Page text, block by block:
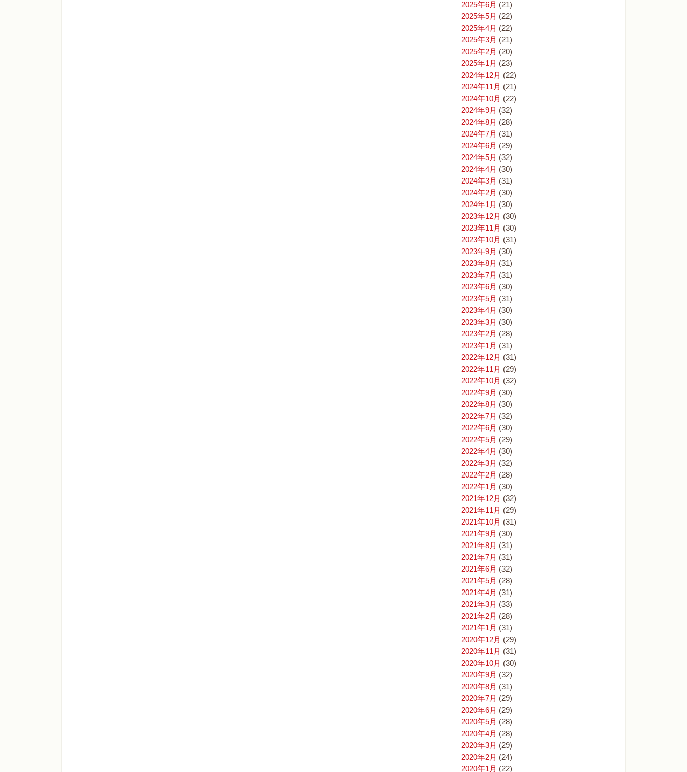
2025年6月 (21)
2025年5月 (22)
2025年4月 (22)
2025年3月 (21)
2025年2月 (20)
2025年1月 (23)
2024年12月 (22)
2024年11月 (21)
2024年10月 (22)
2024年9月 (32)
2024年8月 (28)
2024年7月 (31)
2024年6月 (29)
2024年5月 (32)
2024年4月 (30)
2024年3月 (31)
2024年2月 (30)
2024年1月 (30)
2023年12月 (30)
2023年11月 (30)
2023年10月 (31)
2023年9月 (30)
2023年8月 (31)
2023年7月 (31)
2023年6月 (30)
2023年5月 (31)
2023年4月 (30)
2023年3月 (30)
2023年2月 (28)
2023年1月 (31)
2022年12月 (31)
2022年11月 (29)
2022年10月 (32)
2022年9月 (30)
2022年8月 (30)
2022年7月 (32)
2022年6月 (30)
2022年5月 (29)
2022年4月 (30)
2022年3月 (32)
2022年2月 (28)
2022年1月 (30)
2021年12月 (32)
2021年11月 (29)
2021年10月 (31)
2021年9月 (30)
2021年8月 (31)
2021年7月 (31)
2021年6月 (32)
2021年5月 (28)
2021年4月 (31)
2021年3月 (33)
2021年2月 (28)
2021年1月 (31)
2020年12月 (29)
2020年11月 (31)
2020年10月 (30)
2020年9月 (32)
2020年8月 (31)
2020年7月 (29)
2020年6月 (29)
2020年5月 (28)
2020年4月 (28)
2020年3月 (29)
2020年2月 (24)
2020年1月 (22)